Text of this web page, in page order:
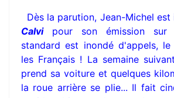
Dès la parution, Jean-Michel
Calvipour son émission sur
standard est inondé d'appels, le
les Français ! La semaine
prend sa voiture et quelques
la roue arrière se plie... Il fait